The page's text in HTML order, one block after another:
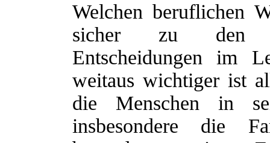
Welchen beruflichen
sicher zu den
Entscheidungen im
weitaus wichtiger ist
die Menschen in
insbesondere die